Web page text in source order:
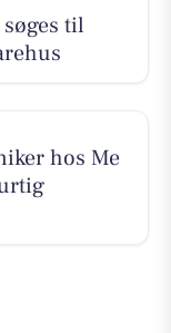
til
hos Me